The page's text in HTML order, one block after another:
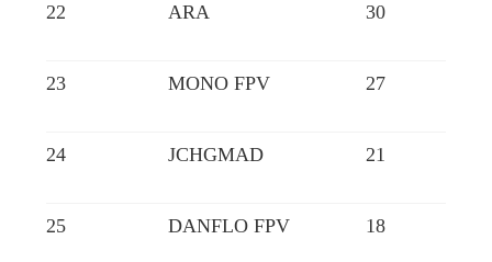
22 ARA 30
23 MONO FPV 27
24 JCHGMAD 21
25 DANFLO FPV 18